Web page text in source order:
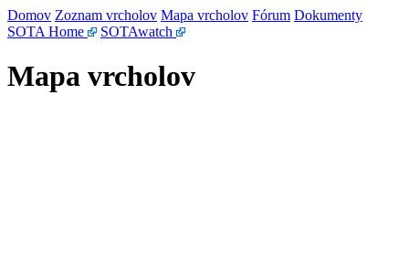
Domov Zoznam vrcholov Mapa vrcholov Fórum Dokumenty
SOTA Home
SOTAwatch
Mapa vrcholov